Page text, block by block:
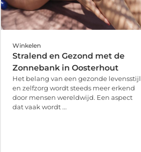
Winkelen
Stralend en Gezond met de
Zonnebank in Oosterhout
Het belang van een gezonde levensstijl
en zelfzorg wordt steeds meer erkend
door mensen wereldwijd. Een aspect
dat vaak wordt ...